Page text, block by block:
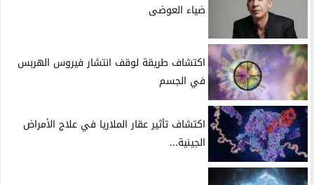
ضياء العوضى
اكتشاف طريقة لوقف انتشار فيروس الهربس
في الجسم
اكتشاف تأثير عقار الملاريا في علاج الأمراض
الجينية...